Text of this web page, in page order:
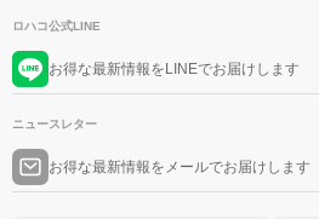
ロハコ公式LINE
お得な最新情報をLINEでお届けします
ニュースレター
お得な最新情報をメールでお届けします